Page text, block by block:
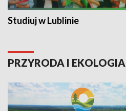
Studiuj w Lublinie
PRZYRODA I EKOLOGIA